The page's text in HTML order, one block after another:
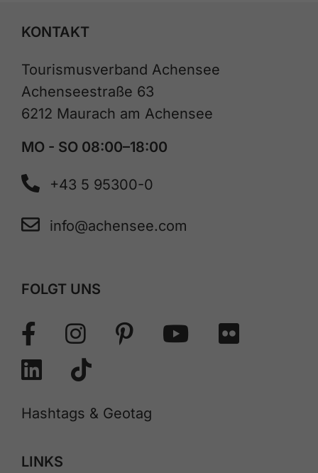
KONTAKT
Tourismusverband Achensee
Achenseestraße 63
6212 Maurach am Achensee
MO - SO 08:00–18:00
+43 5 95300-0
info@achensee.com
FOLGT UNS
Hashtags & Geotag
LINKS